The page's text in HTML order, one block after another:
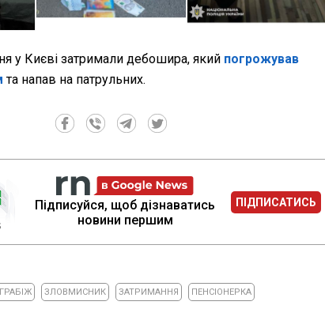
у Києві затримали дебошира, який погрожував
та напав на патрульних.
Підписуйся, щоб дізнаватись
новини першим
ПІДПИСАТИСЬ
ГРАБІЖ ЗЛОВМИСНИК ЗАТРИМАННЯ ПЕНСІОНЕРКА